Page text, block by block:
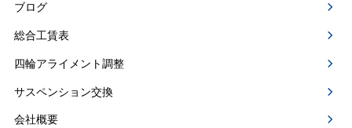
ブログ
総合工賃表
四輪アライメント調整
サスペンション交換
会社概要